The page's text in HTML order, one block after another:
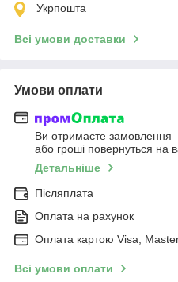
Укрпошта
Всі умови доставки
Умови оплати
Ви отримаєте замовлення
або гроші повернуться на
Детальніше
Післяплата
Оплата на рахунок
Оплата картою Visa,
Всі умови оплати